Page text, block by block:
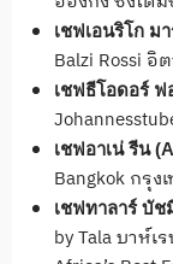
เชฟเอนริโก ม
Balzi Rossi
เชฟธีโอดอร์ ฟ
เชฟอาเน่ รีน(
Bangkok กรุ
เชฟทาลาร์ บัช
by Tala บาห์เ